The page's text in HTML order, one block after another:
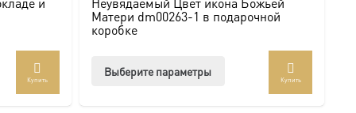
Купить
Матери dm00263-1 в подарочной
коробке
Выберите параметры
Купить